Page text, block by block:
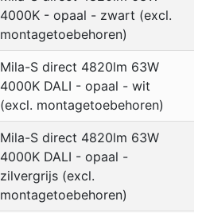
4000K - opaal - zwart (excl.
montagetoebehoren)
Mila-S direct 4820lm 63W
4000K DALI - opaal - wit
(excl. montagetoebehoren)
Mila-S direct 4820lm 63W
4000K DALI - opaal -
zilvergrijs (excl.
montagetoebehoren)